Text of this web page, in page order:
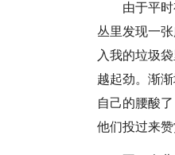
由于平
丛里发现一
入我的垃圾
越起劲。渐
自己的腰酸
他们投过来